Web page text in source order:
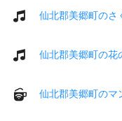
仙北郡美郷町のさ
仙北郡美郷町の花
仙北郡美郷町のマ